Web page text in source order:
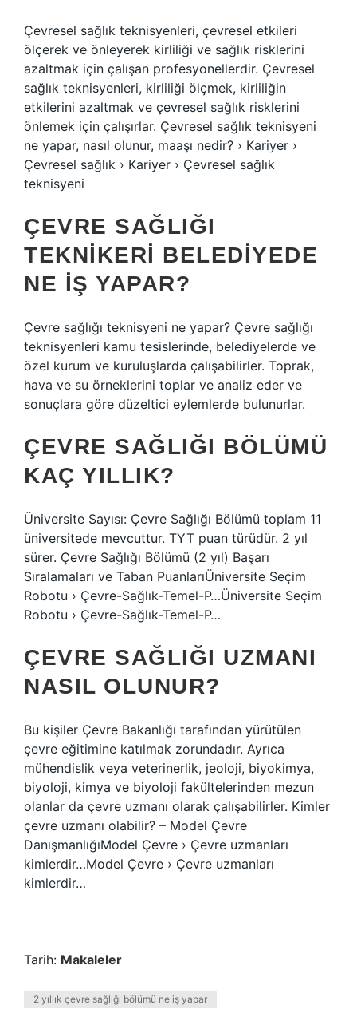
Çevresel sağlık teknisyenleri, çevresel etkileri
ölçerek ve önleyerek kirliliği ve sağlık risklerini
azaltmak için çalışan profesyonellerdir. Çevresel
sağlık teknisyenleri, kirliliği ölçmek, kirliliğin
etkilerini azaltmak ve çevresel sağlık risklerini
önlemek için çalışırlar. Çevresel sağlık teknisyeni
ne yapar, nasıl olunur, maaşı nedir? › Kariyer ›
Çevresel sağlık › Kariyer › Çevresel sağlık
teknisyeni
ÇEVRE SAĞLIĞI
TEKNIKERI BELEDIYEDE
NE IŞ YAPAR?
Çevre sağlığı teknisyeni ne yapar? Çevre sağlığı
teknisyenleri kamu tesislerinde, belediyelerde ve
özel kurum ve kuruluşlarda çalışabilirler. Toprak,
hava ve su örneklerini toplar ve analiz eder ve
sonuçlara göre düzeltici eylemlerde bulunurlar.
ÇEVRE SAĞLIĞI BÖLÜMÜ
KAÇ YILLIK?
Üniversite Sayısı: Çevre Sağlığı Bölümü toplam 11
üniversitede mevcuttur. TYT puan türüdür. 2 yıl
sürer. Çevre Sağlığı Bölümü (2 yıl) Başarı
Sıralamaları ve Taban PuanlarıÜniversite Seçim
Robotu › Çevre-Sağlık-Temel-P…Üniversite Seçim
Robotu › Çevre-Sağlık-Temel-P…
ÇEVRE SAĞLIĞI UZMANI
NASIL OLUNUR?
Bu kişiler Çevre Bakanlığı tarafından yürütülen
çevre eğitimine katılmak zorundadır. Ayrıca
mühendislik veya veterinerlik, jeoloji, biyokimya,
biyoloji, kimya ve biyoloji fakültelerinden mezun
olanlar da çevre uzmanı olarak çalışabilirler. Kimler
çevre uzmanı olabilir? – Model Çevre
DanışmanlığıModel Çevre › Çevre uzmanları
kimlerdir…Model Çevre › Çevre uzmanları
kimlerdir…
Tarih: Makaleler
2 yıllık çevre sağlığı bölümü ne iş yapar